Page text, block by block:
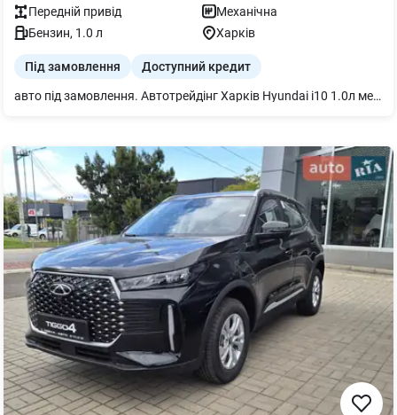
Передній привід
Механічна
Бензин, 1.0 л Харків
Під замовлення Доступний кредит
авто під замовлення. Автотрейдінг Харків Hyundai i10 1.0л механіка 4х2 2025 р.в. комплектація-Active, колір салону-сірий, колір авто-білий. придбати можливо: -за готіку -у кредит -є лізінг -є трейд інн -є доставка по Україні (за окрему плату) Чекаємо на Вас.